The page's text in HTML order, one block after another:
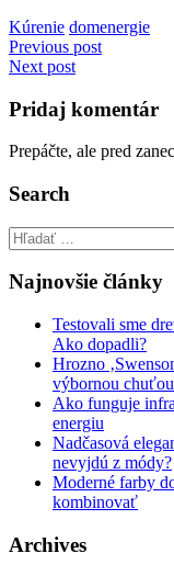
Kúrenie domenergie
Navigácia
v
článku
Previous post
Next post
Pridaj komentár
Prepáčte, ale pred
Search
Hľadať:
Najnovšie články
Testovali sme
Ako dopadli?
Hrozno
výbornou chuťou
Ako funguje
energiu
Nadčasová
nevyjdú z módy?
Moderné farby
kombinovať
Archives